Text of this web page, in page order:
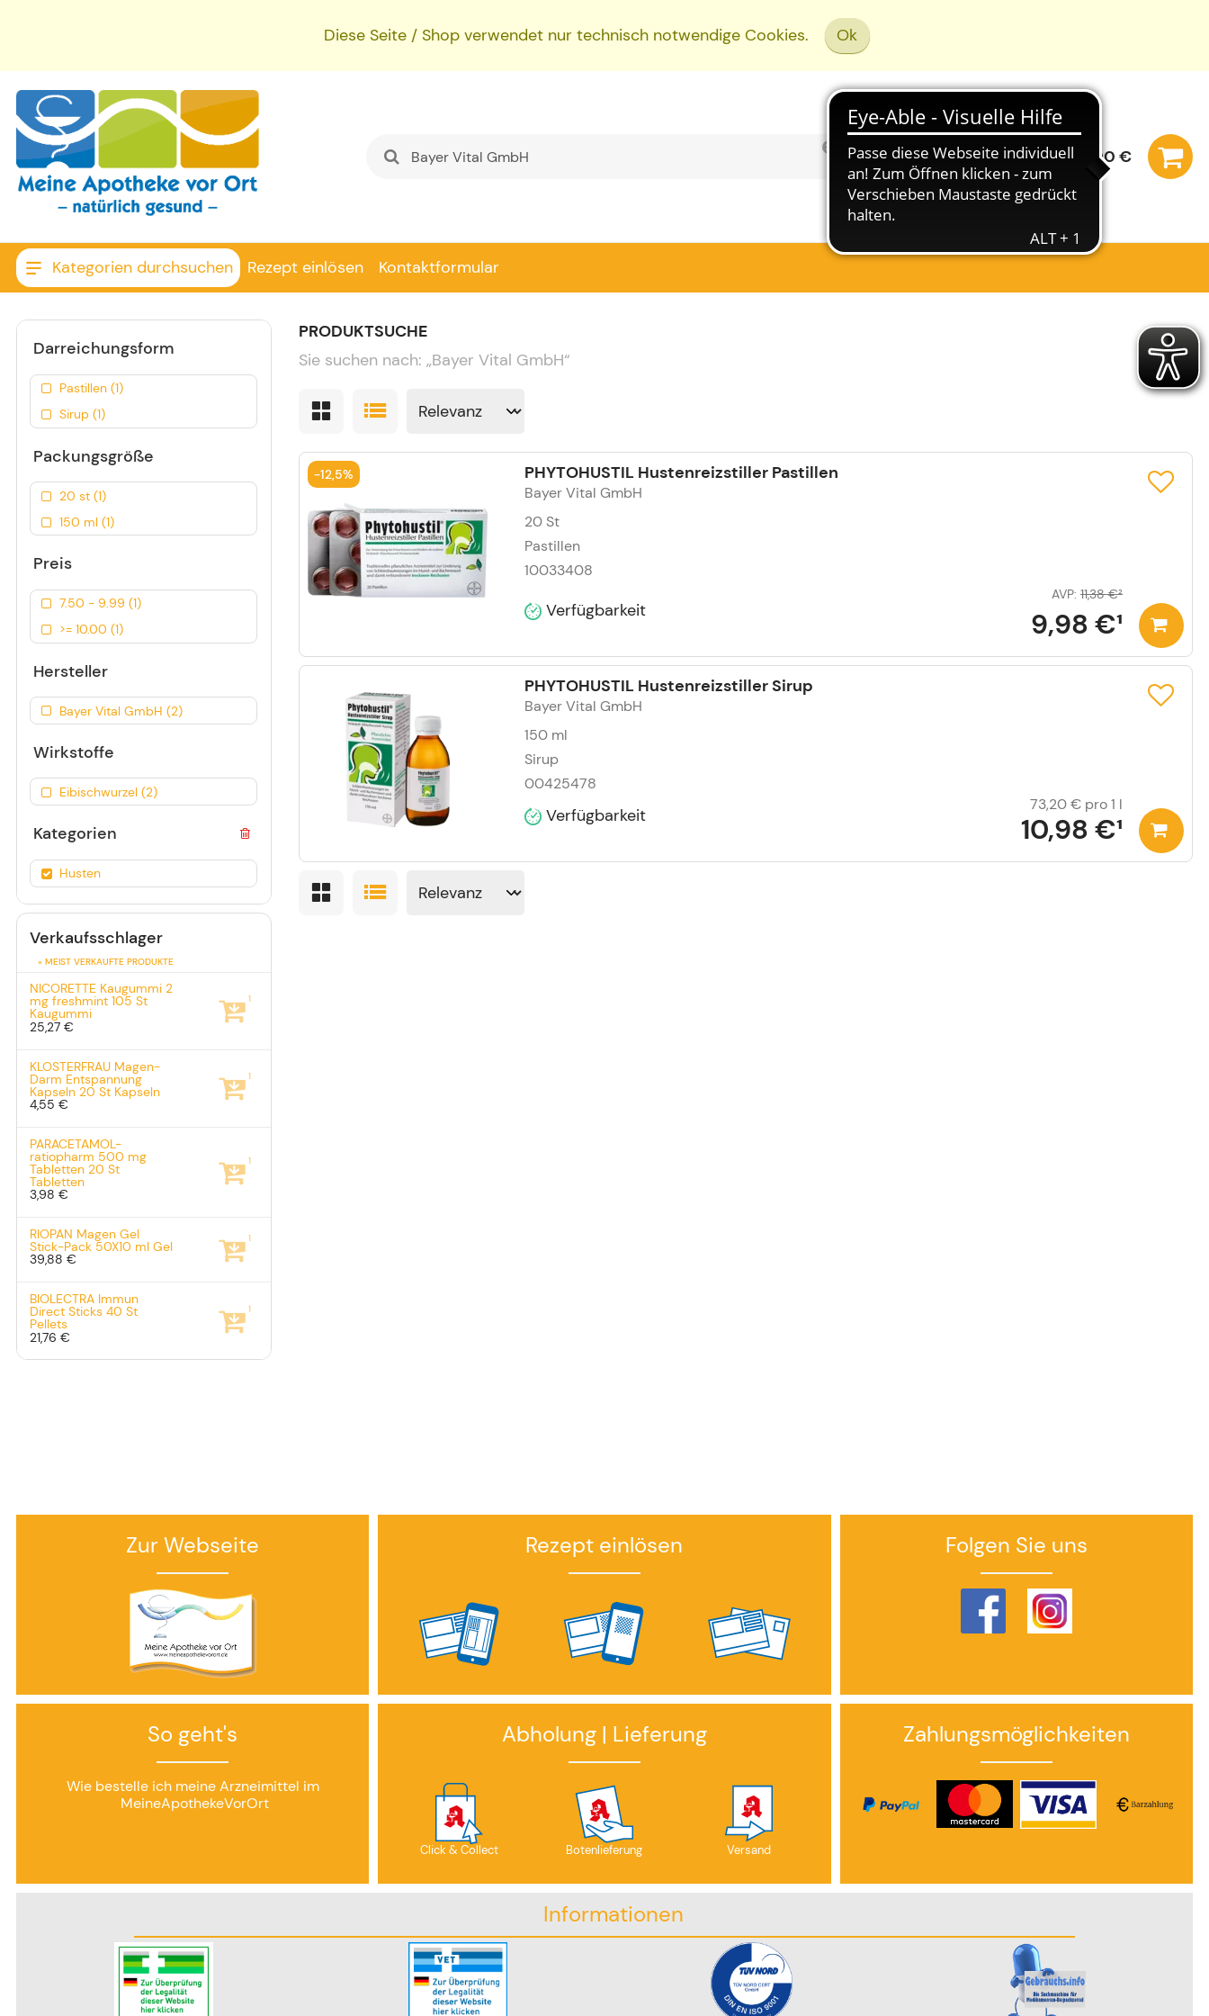
Diese Seite / Shop verwendet nur technisch notwendige Cookies. Ok
0,00 €
Kategorien durchsuchen Rezept einlösen Kontaktformular
PRODUKTSUCHE
Sie suchen nach: „Bayer Vital GmbH“
PHYTOHUSTIL Hustenreizstiller Pastillen
Bayer Vital GmbH
20 St
Pastillen
10033408
Verfügbarkeit 9,98 €¹
AVP: 11,38 €²
-12,5%
PHYTOHUSTIL Hustenreizstiller Sirup
Bayer Vital GmbH
150 ml
Sirup
00425478
Verfügbarkeit 10,98 €¹
73,20 €pro 1 l
Darreichungsform
Pastillen (1)
Sirup (1)
Packungsgröße
20 st (1)
150 ml (1)
Preis
7.50 - 9.99 (1)
>= 10.00 (1)
Hersteller
Bayer Vital GmbH (2)
Wirkstoffe
Eibischwurzel (2)
Kategorien
Husten
Verkaufsschlager
» MEIST VERKAUFTE PRODUKTE
NICORETTE Kaugummi 2
mg freshmint105 St
Kaugummi
25,27 €
1
KLOSTERFRAU Magen-
Darm Entspannung
Kapseln 20 St Kapseln
4,55 €
1
PARACETAMOL-
ratiopharm 500 mg
Tabletten20 St
Tabletten
3,98 €
1
RIOPAN Magen Gel
Stick-Pack50X10 mlGel
39,88 €
1
BIOLECTRA Immun
Direct Sticks40 St
Pellets
21,76 €
1
Zur Webseite
So geht's
Wie bestelle ich meine Arzneimittel im
MeineApothekeVorOrt
Rezept einlösen
Abholung | Lieferung
Click & Collect Botenlieferung Versand
Folgen Sie uns
Zahlungsmöglichkeiten
Informationen